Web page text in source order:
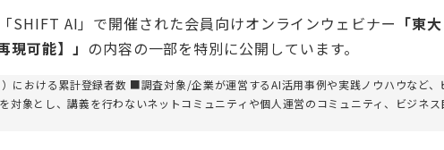
AI」で開催された会員向けオンラインウェビナー 「東大
可能】」 の内容の一部を特別に公開しています。
おける累計登録者数 ■調査対象/企業が運営するAI活用事例や実践ノウハウなど、
対象とし、講義を行わないネットコミュニティや個人運営のコミュニティ、ビジネス